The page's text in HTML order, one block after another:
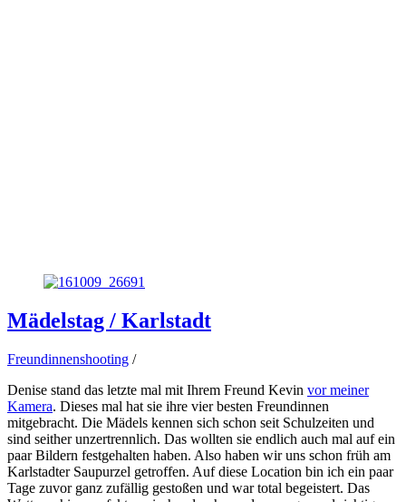
Mädelstag / Karlstadt
Freundinnenshooting /
Denise stand das letzte mal mit Ihrem Freund Kevin vor meiner
Kamera. Dieses mal hat sie ihre vier besten Freundinnen
mitgebracht. Die Mädels kennen sich schon seit Schulzeiten und
sind seither unzertrennlich. Das wollten sie endlich auch mal auf ein
paar Bildern festgehalten haben. Also haben wir uns schon früh am
Karlstadter Saupurzel getroffen. Auf diese Location bin ich ein paar
Tage zuvor ganz zufällig gestoßen und war total begeistert. Das